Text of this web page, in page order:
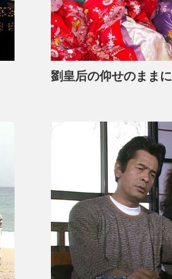
劉皇后の仰せのままに